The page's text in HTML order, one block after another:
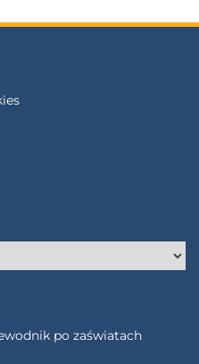
po zaświatach